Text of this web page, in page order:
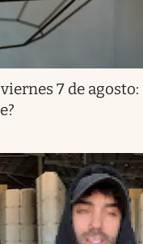
7 de agosto: